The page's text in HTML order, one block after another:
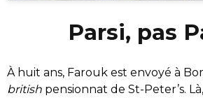
Parsi, pas
À huit ans, Farouk est envoyé à
british pensionnat de St-Peter’s.